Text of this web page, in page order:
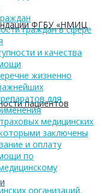
ФГБУ «НМИЦ
пациентов
граждан в сфере
и качества
жизненно
для
медицинских
заключены
и оплату
по
организаций,